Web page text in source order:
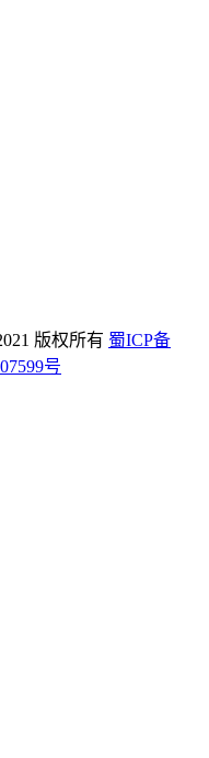
版权所有 蜀ICP备
号